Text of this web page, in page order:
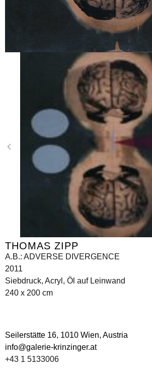
THOMAS ZIPP
A.B.: ADVERSE DIVERGENCE
2011
Siebdruck, Acryl, Öl auf Leinwand
240 x 200 cm
Seilerstätte 16, 1010 Wien, Austria
info@galerie-krinzinger.at
+43 1 5133006